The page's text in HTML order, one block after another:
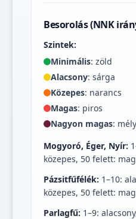
Besorolás (NNK
Szintek:
Minimális: zöld
Alacsony: sárga
Közepes: narancs
Magas: piros
Nagyon magas:
Mogyoró, Éger, Nyír:
közepes, 50 felett:
Pázsitfűfélék: 1–10:
közepes, 50 felett:
Parlagfű: 1–9: